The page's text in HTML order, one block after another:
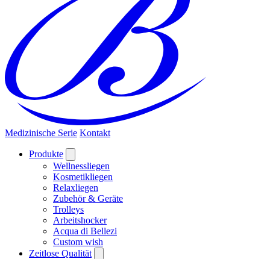
Medizinische Serie Kontakt
Produkte
Wellnessliegen
Kosmetikliegen
Relaxliegen
Zubehör & Geräte
Trolleys
Arbeitshocker
Acqua di Bellezi
Custom wish
Zeitlose Qualität